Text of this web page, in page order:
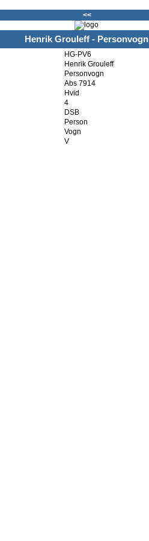
<<
Henrik Grouleff - Personvogn
HG-PV6
Henrik Grouleff
Personvogn
Abs 7914
Hvid
4
DSB
Person
Vogn
V